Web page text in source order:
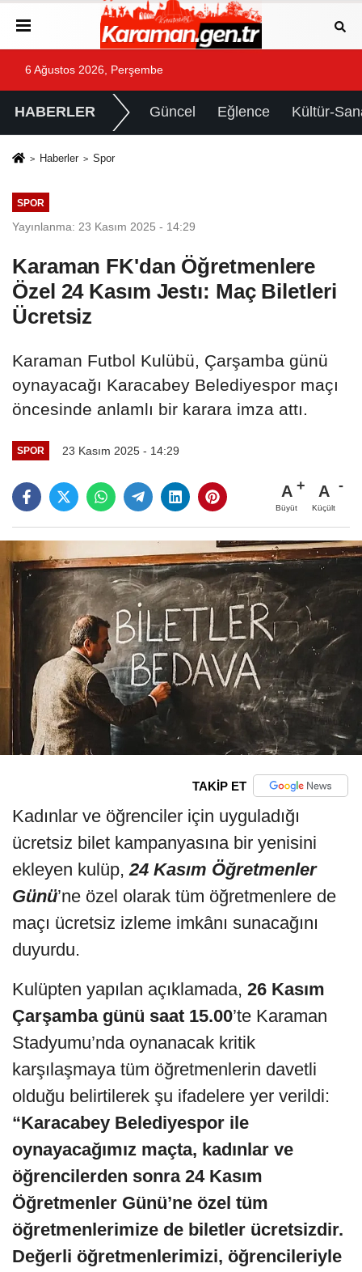
6 Ağustos 2026, Perşembe
HABERLER Güncel Eğlence Kültür-
Haberler Spor
SPOR
Yayınlanma: 23 Kasım 2025 - 14:29
Karaman FK'dan Öğretmenlere
Özel 24 Kasım Jestı: Maç Biletleri
Ücretsiz
Karaman Futbol Kulübü, Çarşamba günü
oynayacağı Karacabey Belediyespor maçı
öncesinde anlamlı bir karara imza attı.
SPOR 23 Kasım 2025 - 14:29
A
Büyüt
A
Küçült
TAKİP ET
Kadınlar ve öğrenciler için uyguladığı
ücretsiz bilet kampanyasına bir yenisini
ekleyen kulüp,24 Kasım Öğretmenler
Günü’ne özel olarak tüm öğretmenlere de
maçı ücretsiz izleme imkânı sunacağını
duyurdu.
Kulüpten yapılan açıklamada, 26 Kasım
Çarşamba günü saat 15.00’te Karaman
Stadyumu’nda oynanacak kritik
karşılaşmaya tüm öğretmenlerin davetli
olduğu belirtilerek şu ifadelere yer verildi:
“Karacabey Belediyespor ile
oynayacağımız maçta, kadınlar ve
öğrencilerden sonra 24 Kasım
Öğretmenler Günü’ne özel tüm
öğretmenlerimize de biletler ücretsizdir.
Değerli öğretmenlerimizi, öğrencileriyle